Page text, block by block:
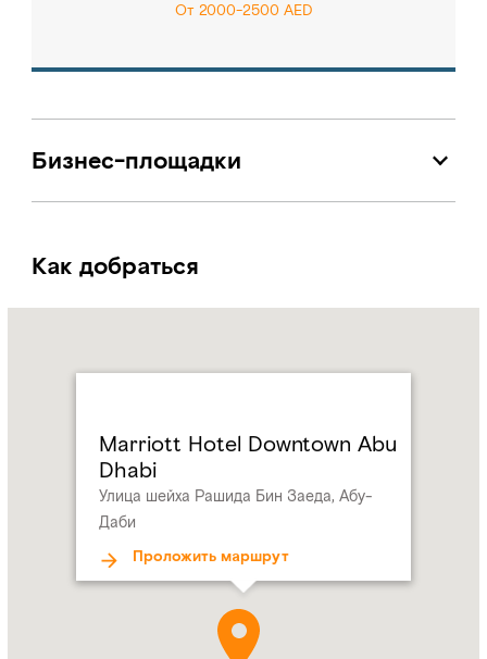
От 2000-2500 AED
Бизнес-площадки
Как добраться
Downtown
Улица
Marriott Hotel Downtown Abu
Dhabi
Улица шейха Рашида Бин Заеда, Абу-
Даби
Проложить маршрут